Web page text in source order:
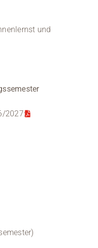
und
2027: